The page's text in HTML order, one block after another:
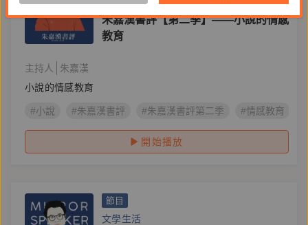
朱嘉漢書評【第二季】——小說的情感
教育
主持人
朱嘉漢
小說的情感教育
#小說 #朱嘉漢書評 #朱嘉漢書評第二季 #情感教育
開始播放
節目
文學生活